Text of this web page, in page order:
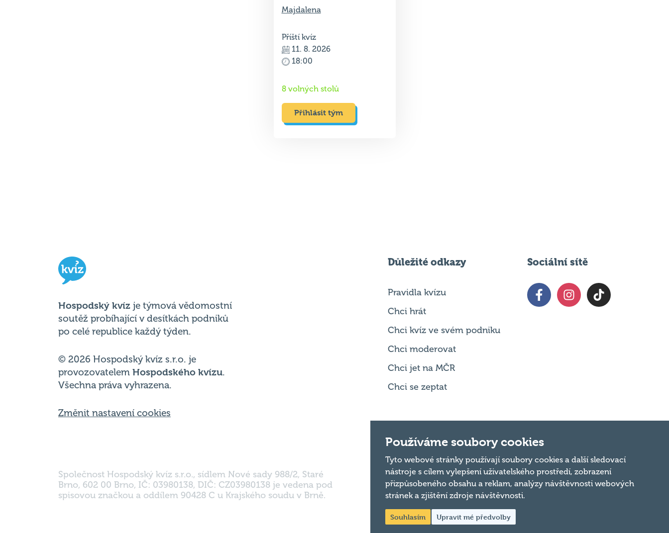
Majdalena
Příští kvíz
11. 8. 2026
18:00
8 volných stolů
Přihlásit tým
Hospodský kvíz je týmová vědomostní
soutěž probíhající v desítkách podniků
po celé republice každý týden.
© 2026 Hospodský kvíz s.r.o. je
provozovatelem Hospodského kvízu.
Všechna práva vyhrazena.
Změnit nastavení cookies
Důležité odkazy
Pravidla kvízu
Chci hrát
Chci kvíz ve svém podniku
Chci moderovat
Chci jet na MČR
Chci se zeptat
Sociální sítě
Společnost Hospodský kvíz s.r.o., sídlem Nové sady 988/2, Staré
Brno, 602 00 Brno, IČ: 03980138, DIČ: CZ03980138 je vedena pod
spisovou značkou a oddílem 90428 C u Krajského soudu v Brně.
Nahoru
Používáme soubory cookies
Tyto webové stránky používají soubory cookies a další sledovací
nástroje s cílem vylepšení uživatelského prostředí, zobrazení
přizpůsobeného obsahu a reklam, analýzy návštěvnosti webových
stránek a zjištění zdroje návštěvnosti.
Souhlasím Upravit mé předvolby